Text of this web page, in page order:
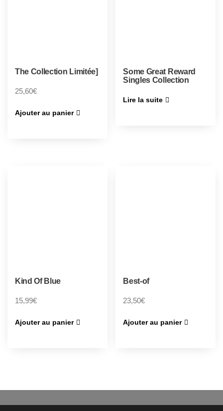
The Collection Limitée]
25,60€
Ajouter au panier
Some Great Reward
Singles Collection
Lire la suite
Kind Of Blue
15,99€
Ajouter au panier
Best-of
23,50€
Ajouter au panier